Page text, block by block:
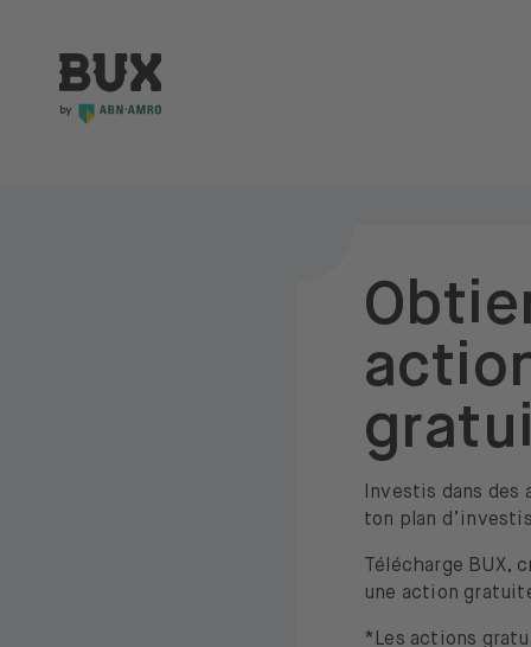
BUX Invite
Investis dans des
ton plan
Télécharge
une action
*Les actions